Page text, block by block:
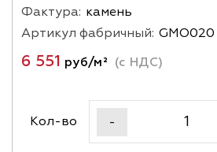
Фактура: камень
Артикул фабричный: GMO020
6 551 руб/м² (с НДС)
Кол-во -